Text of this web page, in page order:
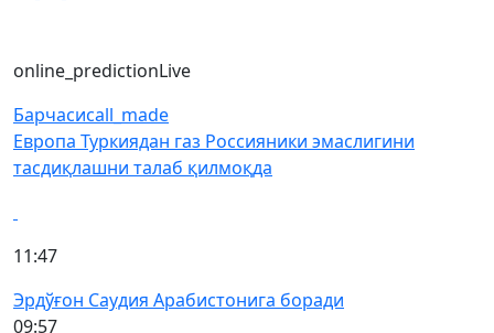
online_predictionLive
Барчасиcall_made
Европа Туркиядан газ Россияники эмаслигини
тасдиқлашни талаб қилмоқда
11:47
Эрдўғон Саудия Арабистонига боради
09:57